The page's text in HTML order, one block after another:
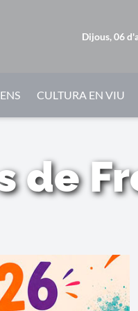
Dijous, 06
CULTURA EN VIU
de